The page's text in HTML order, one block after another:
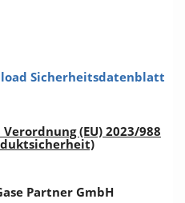
Sicherheitsdatenblatt
(EU) 2023/988
Partner GmbH